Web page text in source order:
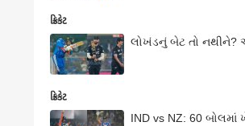
ક્રિકેટ
ક્રિકેટ
IND vs NZ: 60